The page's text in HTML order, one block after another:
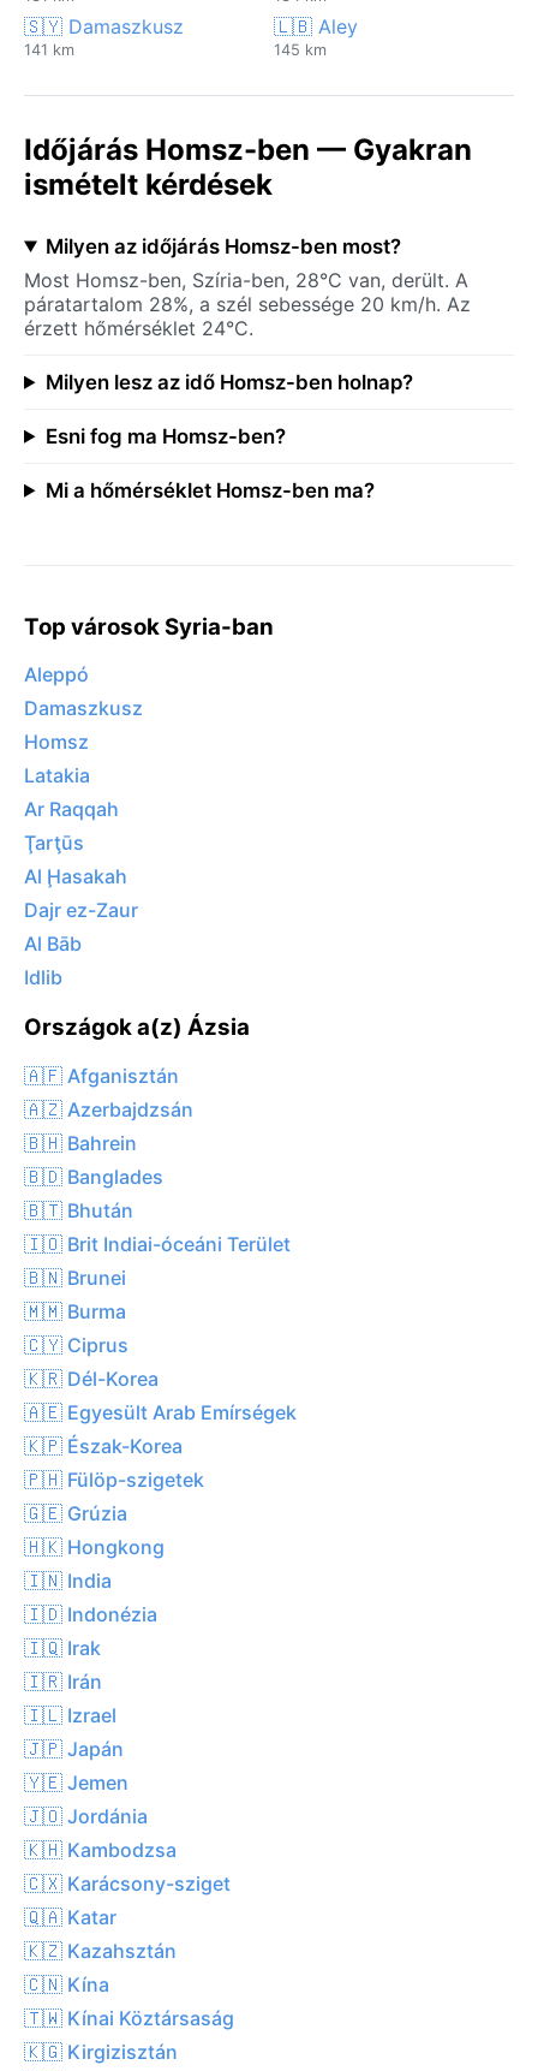
🇸🇾 Damaszkusz
141 km
🇱🇧 Aley
145 km
Időjárás Homsz-ben — Gyakran
ismételt kérdések
Milyen az időjárás Homsz-ben most?
Most Homsz-ben, Szíria-ben, 28°C van, derült. A
páratartalom 28%, a szél sebessége 20 km/h. Az
érzett hőmérséklet 24°C.
Milyen lesz az idő Homsz-ben holnap?
Esni fog ma Homsz-ben?
Mi a hőmérséklet Homsz-ben ma?
Top városok Syria-ban
Aleppó
Damaszkusz
Homsz
Latakia
Ar Raqqah
Ţarţūs
Al Ḩasakah
Dajr ez-Zaur
Al Bāb
Idlib
Országok a(z) Ázsia
🇦🇫 Afganisztán
🇦🇿 Azerbajdzsán
🇧🇭 Bahrein
🇧🇩 Banglades
🇧🇹 Bhután
🇮🇴 Brit Indiai-óceáni Terület
🇧🇳 Brunei
🇲🇲 Burma
🇨🇾 Ciprus
🇰🇷 Dél-Korea
🇦🇪 Egyesült Arab Emírségek
🇰🇵 Észak-Korea
🇵🇭 Fülöp-szigetek
🇬🇪 Grúzia
🇭🇰 Hongkong
🇮🇳 India
🇮🇩 Indonézia
🇮🇶 Irak
🇮🇷 Irán
🇮🇱 Izrael
🇯🇵 Japán
🇾🇪 Jemen
🇯🇴 Jordánia
🇰🇭 Kambodzsa
🇨🇽 Karácsony-sziget
🇶🇦 Katar
🇰🇿 Kazahsztán
🇨🇳 Kína
🇹🇼 Kínai Köztársaság
🇰🇬 Kirgizisztán